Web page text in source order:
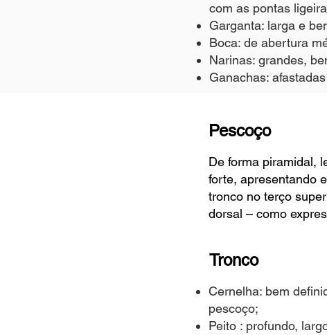
com as pontas
Garganta: larga e
Boca: de abertura
Narinas: grandes,
Ganachas:
Pescoço
De forma piramidal,
forte, apresentando
tronco no terço
dorsal – como
Tronco
Cernelha: bem
pescoço;
Peito : profundo,